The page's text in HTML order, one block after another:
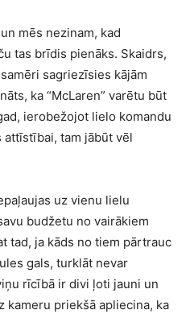
mēs nezinam, kad
tas brīdis pienāks. Skaidrs,
sagriezīsies kājām
ka “McLaren” varētu būt
ierobežojot lielo komandu
attīstībai, tam jābūt vēl
uz vienu lielu
budžetu no vairākiem
tad, ja kāds no tiem pārtrauc
gals, turklāt nevar
rīcībā ir divi ļoti jauni un
kameru priekšā apliecina, ka